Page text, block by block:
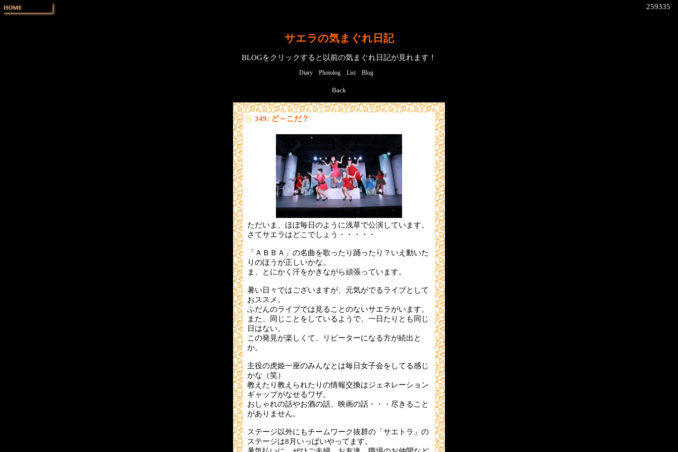
259335
サエラの気まぐれ日記
BLOGをクリックすると以前の気まぐれ日記が見れます！
Diary Photolog List Blog
Back
349: ど～こだ？
ただいま、ほぼ毎日のように浅草で公演しています。
さてサエラはどこでしょう・・・・・
「ＡＢＢＡ」の名曲を歌ったり踊ったり？いえ動いた
りのほうが正しいかな。
ま、とにかく汗をかきながら頑張っています。
暑い日々ではございますが、元気がでるライブとして
おススメ。
ふだんのライブでは見ることのないサエラがいます。
また、同じことをしているようで、一日たりとも同じ
日はない。
この発見が楽しくて、リピーターになる方が続出と
か。
主役の虎姫一座のみんなとは毎日女子会をしてる感じ
かな（笑）
教えたり教えられたりの情報交換はジェネレーション
ギャップがなせるワザ。
おしゃれの話やお酒の話、映画の話・・・尽きること
がありません。
ステージ以外にもチームワーク抜群の「サエトラ」の
ステージは8月いっぱいやってます。